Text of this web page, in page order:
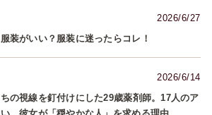
2026/6/27
装がいい？服装に迷ったらコレ！
2026/6/14
ちの視線を釘付けにした29歳薬剤師。17人のア